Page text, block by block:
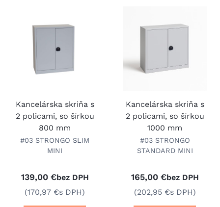
Kancelárska skriňa s
2 policami, so šírkou
800 mm
#03 STRONGO SLIM
MINI
139,00 €bez DPH
(170,97 €s DPH)
Kancelárska skriňa s
2 policami, so šírkou
1000 mm
#03 STRONGO
STANDARD MINI
165,00 €bez DPH
(202,95 €s DPH)